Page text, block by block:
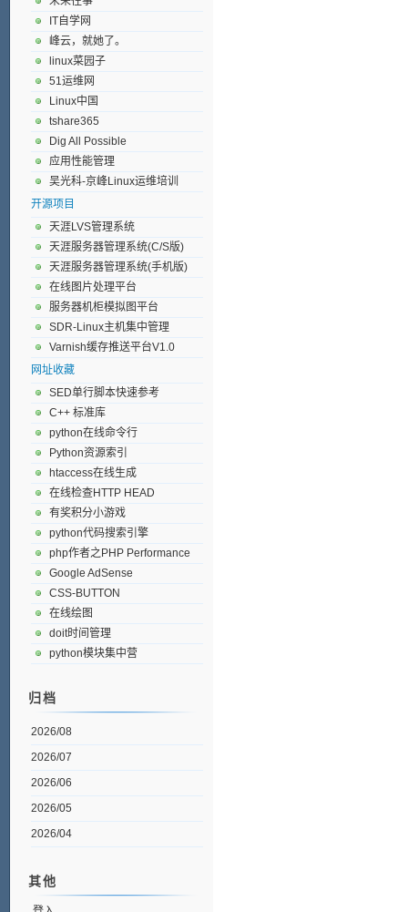
IT自学网
峰云，就她了。
linux菜园子
51运维网
Linux中国
tshare365
Dig All Possible
应用性能管理
吴光科-京峰Linux运维培训
开源项目
天涯LVS管理系统
天涯服务器管理系统(C/S版)
天涯服务器管理系统(手机版)
在线图片处理平台
服务器机柜模拟图平台
SDR-Linux主机集中管理
Varnish缓存推送平台V1.0
网址收藏
SED单行脚本快速参考
C++ 标准库
python在线命令行
Python资源索引
htaccess在线生成
在线检查HTTP HEAD
有奖积分小游戏
python代码搜索引擎
php作者之PHP Performance
Google AdSense
CSS-BUTTON
在线绘图
doit时间管理
python模块集中营
归档
2026/08
2026/07
2026/06
2026/05
2026/04
其他